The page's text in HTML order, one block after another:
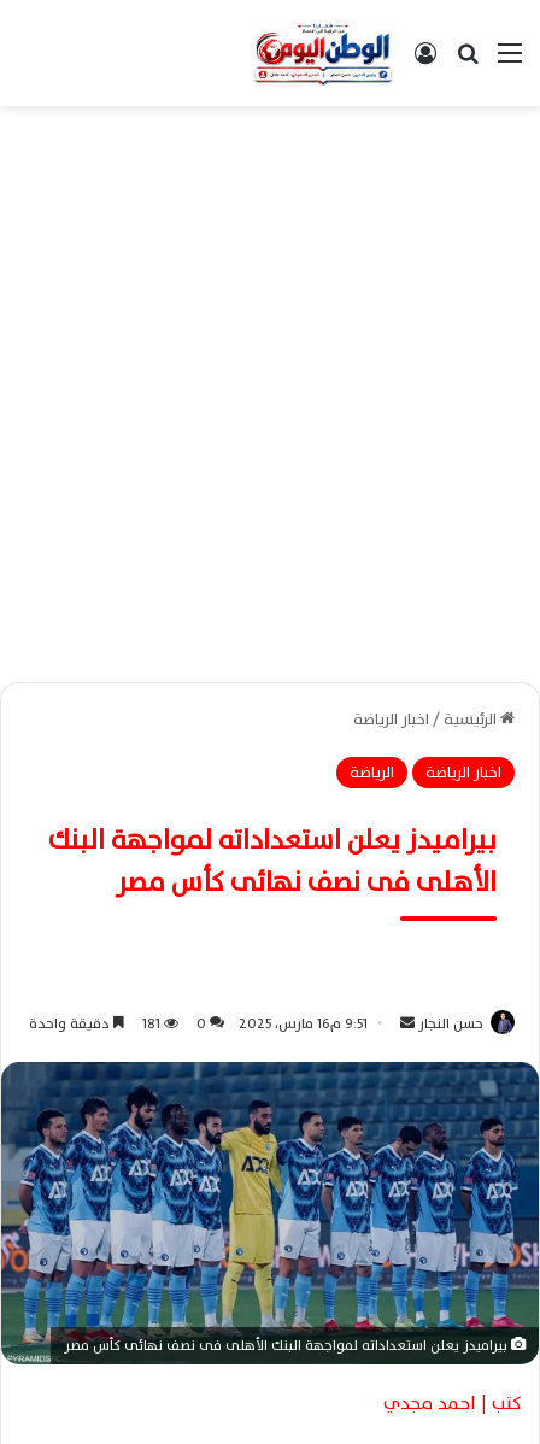
القائمةبحث عن تسجيل الدخول
الرئيسية/اخبار الرياضة
اخبار الرياضة
الرياضة
بيراميدز يعلن استعداداته لمواجهة البنك
الأهلى فى نصف نهائى كأس مصر
حسن النجار
س
ل
ب
ر
ي
د
إ
ل
ك
ت
ر
9:51 م16 مارس، 2025 0
181 دقيقة واحدة
بيراميدز يعلن استعداداته لمواجهة البنك الأهلى فى نصف نهائى كأس مصر
كتب | احمد مجدي